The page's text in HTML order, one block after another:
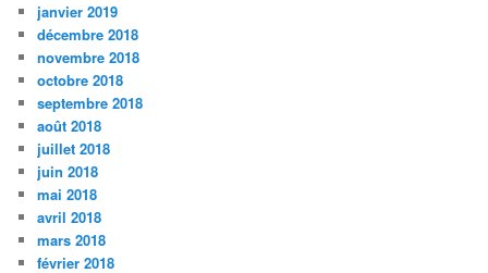
janvier 2019
décembre 2018
novembre 2018
octobre 2018
septembre 2018
août 2018
juillet 2018
juin 2018
mai 2018
avril 2018
mars 2018
février 2018